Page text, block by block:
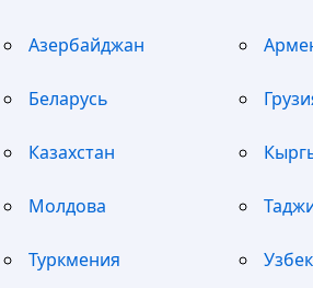
Азербайджан
Беларусь
Казахстан
Молдова
Туркмения